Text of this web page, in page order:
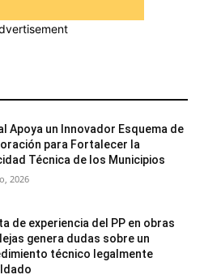
Apoya un Innovador Esquema de
para Fortalecer la
Técnica de los Municipios
2026
de experiencia del PP en obras
genera dudas sobre un
técnico legalmente